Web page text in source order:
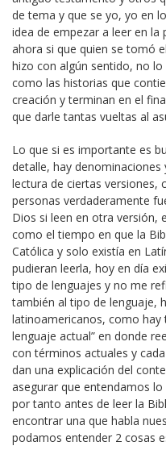
de tema y que se yo, yo en
idea de empezar a leer en
ahora si que quien se tomó
hizo con algún sentido, no
como las historias que
creación y terminan en el
que darle tantas vueltas al
Lo que si es importante es
detalle, hay
lectura de ciertas versiones,
personas verdaderamente
Dios si leen en otra versión,
como el tiempo en que la
Católica y solo existía en
pudieran leerla, hoy en día
tipo de lenguajes y no me
también al tipo de lenguaje,
latinoamericanos, como hay
lenguaje actual” en donde
con términos actuales y
dan una explicación del
asegurar que entendamos
por tanto antes de leer la
encontrar una que habla
podamos entender 2 cosas